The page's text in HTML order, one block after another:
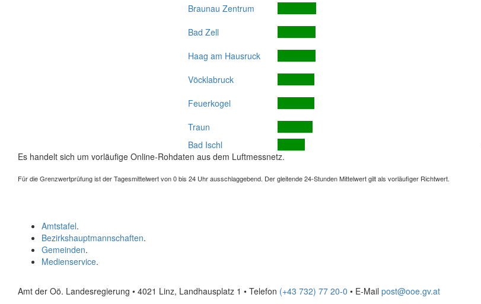
Braunau Zentrum
Bad Zell
Haag am Hausruck
Vöcklabruck
Feuerkogel
Traun
Bad Ischl
Es handelt sich um vorläufige Online-Rohdaten aus dem Luftmessnetz.
Für die Grenzwertprüfung ist der Tagesmittelwert von 0 bis 24 Uhr ausschlaggebend. Der gleitende 24-Stunden Mittelwert gilt als vorläufiger Richtwert.
Amtstafel.
Bezirkshauptmannschaften.
Gemeinden.
Medienservice.
Amt der Oö. Landesregierung • 4021 Linz, Landhausplatz 1 • Telefon (+43 732) 77 20-0 • E-Mail post@ooe.gv.at